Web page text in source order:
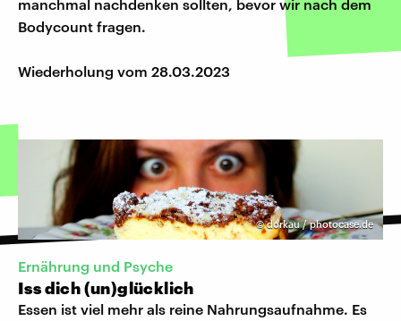
manchmal nachdenken sollten, bevor wir nach dem
Bodycount fragen.
Wiederholung vom 28.03.2023
©dorkau / photocase.de
Ernährung und Psyche
Iss dich (un)glücklich
Essen ist viel mehr als reine Nahrungsaufnahme. Es